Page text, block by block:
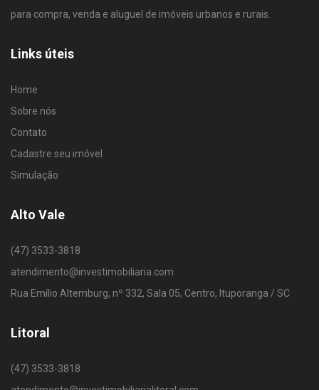
para compra, venda e aluguel de imóveis urbanos e rurais.
Links úteis
Home
Sobre nós
Contato
Cadastre seu imóvel
Simulação
Alto Vale
(47) 3533-3818
atendimento@investimobiliaria.com
Rua Emílio Altemburg, nº 332, Sala 05, Centro, Ituporanga / SC
Litoral
(47) 3533-3818